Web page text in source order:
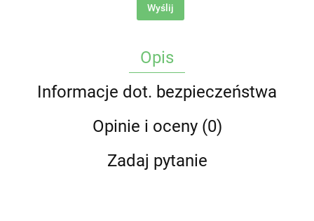
Wyślij
Opis
Informacje dot. bezpieczeństwa
Opinie i oceny (0)
Zadaj pytanie